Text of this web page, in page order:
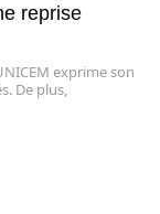
reprise
exprime son
De plus,